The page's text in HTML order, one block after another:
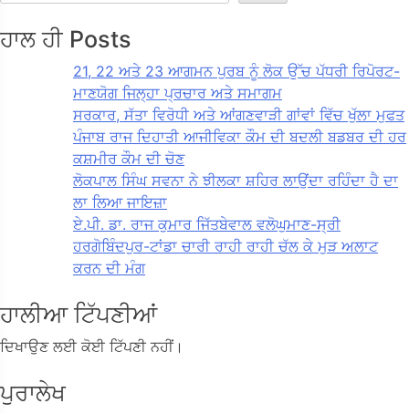
ਹਾਲ ਹੀ Posts
21, 22 ਅਤੇ 23 ਆਗਮਨ ਪੁਰਬ ਨੂੰ ਲੋਕ ਉੱਚ ਪੱਧਰੀ ਰਿਪੋਰਟ-
ਮਾਣਯੋਗ ਜਿਲ੍ਹਾ ਪ੍ਰਚਾਰ ਅਤੇ ਸਮਾਗਮ
ਸਰਕਾਰ, ਸੱਤਾ ਵਿਰੋਧੀ ਅਤੇ ਆਂਗਣਵਾੜੀ ਗਾਂਵਾਂ ਵਿੱਚ ਖੁੱਲਾ ਮੁਫਤ
ਪੰਜਾਬ ਰਾਜ ਦਿਹਾਤੀ ਆਜੀਵਿਕਾ ਕੌਮ ਦੀ ਬਦਲੀ ਬਡਬਰ ਦੀ ਹਰ
ਕਸ਼ਮੀਰ ਕੌਮ ਦੀ ਚੋਣ
ਲੋਕਪਾਲ ਸਿੰਘ ਸਵਨਾ ਨੇ ਝੀਲਕਾ ਸ਼ਹਿਰ ਲਾਉਂਦਾ ਰਹਿੰਦਾ ਹੈ ਦਾ
ਲਾ ਲਿਆ ਜਾਇਜ਼ਾ
ਏ.ਪੀ. ਡਾ. ਰਾਜ ਕੁਮਾਰ ਜਿੱਤਬੇਵਾਲ ਵਲੋਘੁਮਾਣ-ਸ੍ਰੀ
ਹਰਗੋਬਿੰਦਪੁਰ-ਟਾਂਡਾ ਚਾਰੀ ਰਾਹੀ ਰਾਹੀ ਚੱਲ ਕੇ ਮੁੜ ਅਲਾਟ
ਕਰਨ ਦੀ ਮੰਗ
ਹਾਲੀਆ ਟਿੱਪਣੀਆਂ
ਦਿਖਾਉਣ ਲਈ ਕੋਈ ਟਿੱਪਣੀ ਨਹੀਂ।
ਪੁਰਾਲੇਖ